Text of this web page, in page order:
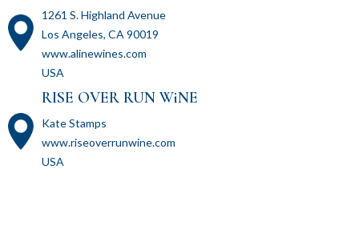
1261 S. Highland Avenue
Los Angeles, CA 90019
www.alinewines.com
USA
RISE OVER RUN WiNE
Kate Stamps
www.riseoverrunwine.com
USA